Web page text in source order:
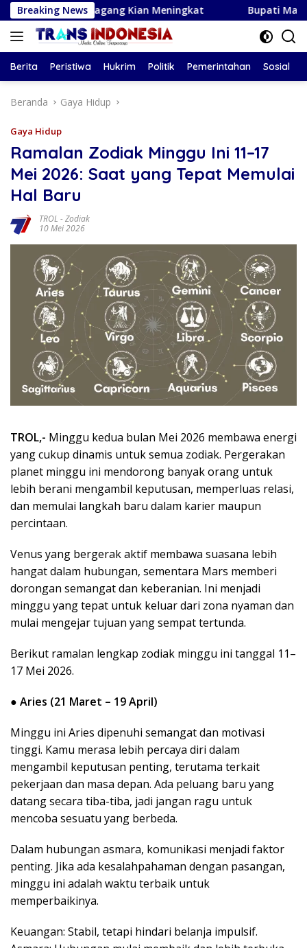
Langsung
ke
konten
Breaking NewsKian Meningkat Bupati Magetan Hadiri
Berita Peristiwa Hukrim Politik Pemerintahan Sosial
Beranda Gaya Hidup
Gaya Hidup
Ramalan Zodiak Minggu Ini 11–17
Mei 2026: Saat yang Tepat Memulai
Hal Baru
TROL -Zodiak
10 Mei 2026
TROL,- Minggu kedua bulan Mei 2026 membawa energi
yang cukup dinamis untuk semua zodiak. Pergerakan
planet minggu ini mendorong banyak orang untuk
lebih berani mengambil keputusan, memperluas relasi,
dan memulai langkah baru dalam karier maupun
percintaan.
Venus yang bergerak aktif membawa suasana lebih
hangat dalam hubungan, sementara Mars memberi
dorongan semangat dan keberanian. Ini menjadi
minggu yang tepat untuk keluar dari zona nyaman dan
mulai mengejar tujuan yang sempat tertunda.
Berikut ramalan lengkap zodiak minggu ini tanggal 11–
17 Mei 2026.
● Aries (21 Maret – 19 April)
Minggu ini Aries dipenuhi semangat dan motivasi
tinggi. Kamu merasa lebih percaya diri dalam
mengambil keputusan penting, terutama terkait
pekerjaan dan masa depan. Ada peluang baru yang
datang secara tiba-tiba, jadi jangan ragu untuk
mencoba sesuatu yang berbeda.
Dalam hubungan asmara, komunikasi menjadi faktor
penting. Jika ada kesalahpahaman dengan pasangan,
minggu ini adalah waktu terbaik untuk
memperbaikinya.
Keuangan: Stabil, tetapi hindari belanja impulsif.